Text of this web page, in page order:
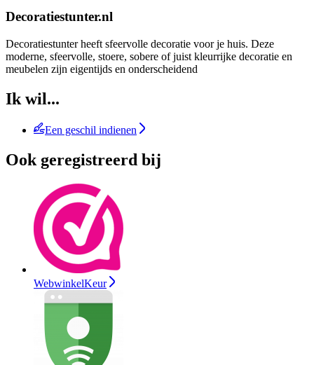
Decoratiestunter.nl
Decoratiestunter heeft sfeervolle decoratie voor je huis. Deze
moderne, sfeervolle, stoere, sobere of juist kleurrijke decoratie en
meubelen zijn eigentijds en onderscheidend
Ik wil...
Een geschil indienen
Ook geregistreerd bij
WebwinkelKeur